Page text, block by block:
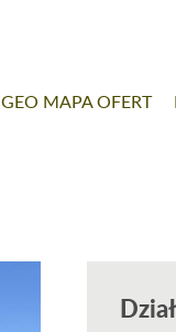
GEO MAPA OFERT